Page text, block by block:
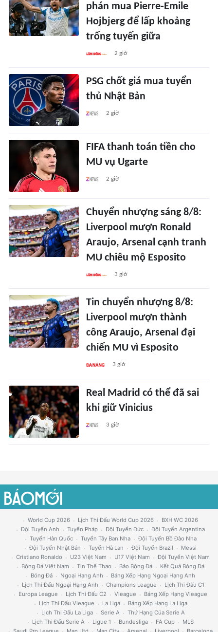
phán mua Pierre-Emile
Hojbjerg để lấp khoảng
trống tuyến giữa
2 giờ
PSG chốt giá mua tuyển
thủ Nhật Bản
2 giờ
FIFA thanh toán tiền cho
MU vụ Ugarte
2 giờ
Chuyển nhượng sáng 8/8:
Liverpool mượn Ronald
Araujo, Arsenal cạnh tranh
MU chiêu mộ Esposito
3 giờ
Tin chuyển nhượng 8/8:
Liverpool mượn thành
công Araujo, Arsenal đại
chiến MU vì Esposito
3 giờ
Real Madrid có thể đã sai
khi giữ Vinicius
3 giờ
World Cup 2026 Lịch Thi Đấu World Cup 2026
BXH WC 2026
Đội Tuyển Anh
Tuyển Pháp Đội Tuyển Đức
Đội Tuyển Argentina
Tuyển Hàn Quốc
Tuyển Tây Ban Nha
Đội Tuyển Bồ Đào Nha
Đội Tuyển Nhật Bản
Tuyển Hà Lan Đội Tuyển Brazil
Messi
Cristiano Ronaldo
U23 Việt Nam U17 Việt Nam
Đội Tuyển Việt Nam
Bóng Đá Việt Nam
Tin Thể Thao Báo Bóng Đá
Kết Quả Bóng Đá
Bóng Đá
Ngoại Hạng Anh
Bảng Xếp Hạng Ngoại Hạng Anh
Lịch Thi Đấu Ngoại Hạng Anh
Champions League
Lịch Thi Đấu C1
Europa League
Lịch Thi Đấu C2 Vleague
Bảng Xếp Hạng Vleague
Lịch Thi Đấu Vleague
La Liga
Bảng Xếp Hạng La Liga
Lịch Thi Đấu La Liga
Serie A
Thứ Hạng Của Serie A
Lịch Thi Đấu Serie A
Ligue 1 Bundesliga FA Cup
MLS